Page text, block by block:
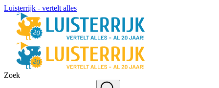
Luisterrijk - vertelt alles
Zoek